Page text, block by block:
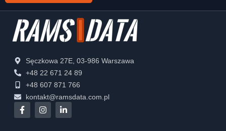
Sęczkowa 27E, 03-986 Warszawa
+48 22 671 24 89
+48 607 871 766
kontakt@ramsdata.com.pl